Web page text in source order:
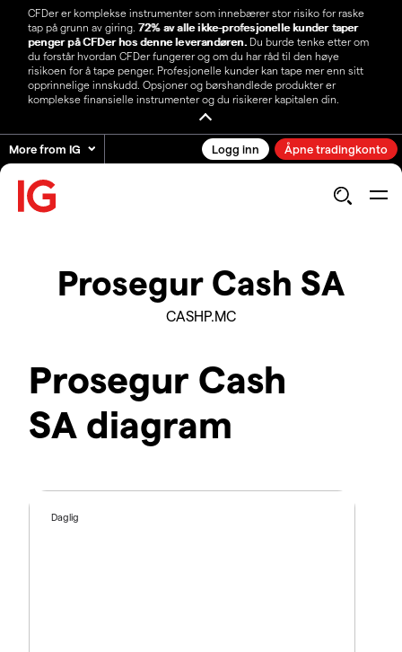
CFDer er komplekse instrumenter som innebærer stor risiko for raske
tap på grunn av giring. 72% av alle ikke-profesjonelle kunder taper
penger på CFDer hos denne leverandøren.Du burde tenke etter om
du forstår hvordan CFDer fungerer og om du har råd til den høye
risikoen for å tape penger. Profesjonelle kunder kan tape mer enn sitt
opprinnelige innskudd. Opsjoner og børshandlede produkter er
komplekse finansielle instrumenter og du risikerer kapitalen din.
More from IG Logg inn Åpne tradingkonto
Prosegur Cash SA
CASHP.MC
Prosegur Cash
SA diagram
Daglig